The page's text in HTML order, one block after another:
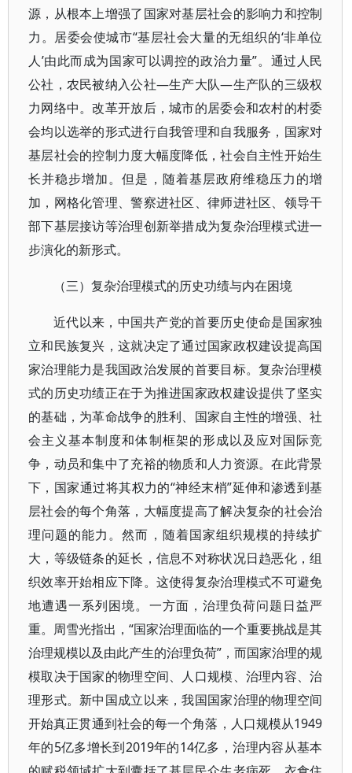
源，从根本上增强了国家对基层社会的影响力和控制
力。居委会使城市“基层社会大量的无组织的‘非单位
人’由此而成为国家可以调控的政治力量”。通过人民
公社，农民被纳入公社—生产大队—生产队的三级权
力网络中。改革开放后，城市的居委会和农村的村委
会均以选举的形式进行自我管理和自我服务，国家对
基层社会的控制力度大幅度降低，社会自主性开始生
长并稳步增加。但是，随着基层政府维稳压力的增
加，网格化管理、警察进社区、律师进社区、领导干
部下基层接访等治理创新举措成为复杂治理模式进一
步演化的新形式。
（三）复杂治理模式的历史功绩与内在困境
近代以来，中国共产党的首要历史使命是国家独
立和民族复兴，这就决定了通过国家政权建设提高国
家治理能力是我国政治发展的首要目标。复杂治理模
式的历史功绩正在于为推进国家政权建设提供了坚实
的基础，为革命战争的胜利、国家自主性的增强、社
会主义基本制度和体制框架的形成以及应对国际竞
争，动员和集中了充裕的物质和人力资源。在此背景
下，国家通过将其权力的“神经末梢”延伸和渗透到基
层社会的每个角落，大幅度提高了解决复杂的社会治
理问题的能力。然而，随着国家组织规模的持续扩
大，等级链条的延长，信息不对称状况日趋恶化，组
织效率开始相应下降。这使得复杂治理模式不可避免
地遭遇一系列困境。一方面，治理负荷问题日益严
重。周雪光指出，“国家治理面临的一个重要挑战是其
治理规模以及由此产生的治理负荷”，而国家治理的规
模取决于国家的物理空间、人口规模、治理内容、治
理形式。新中国成立以来，我国国家治理的物理空间
开始真正贯通到社会的每一个角落，人口规模从1949
年的5亿多增长到2019年的14亿多，治理内容从基本